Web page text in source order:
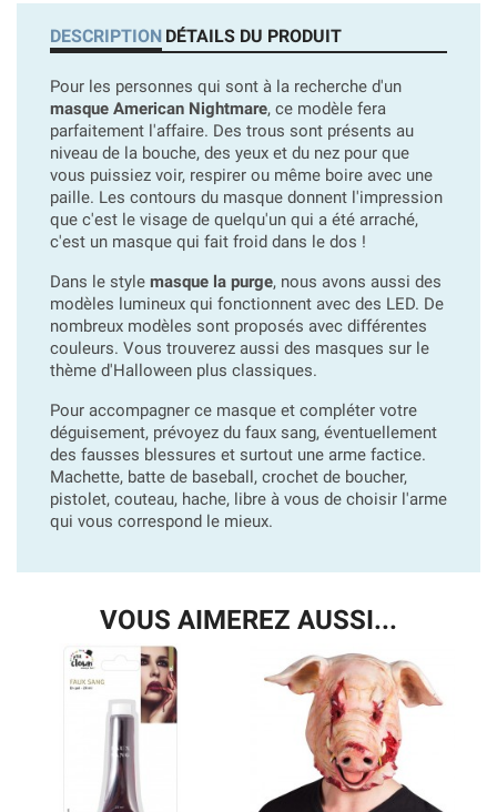
DESCRIPTION DÉTAILS DU PRODUIT
Pour les personnes qui sont à la recherche d'un
masque American Nightmare, ce modèle fera
parfaitement l'affaire. Des trous sont présents au
niveau de la bouche, des yeux et du nez pour que
vous puissiez voir, respirer ou même boire avec une
paille. Les contours du masque donnent l'impression
que c'est le visage de quelqu'un qui a été arraché,
c'est un masque qui fait froid dans le dos !
Dans le style masque la purge, nous avons aussi des
modèles lumineux qui fonctionnent avec des LED. De
nombreux modèles sont proposés avec différentes
couleurs. Vous trouverez aussi des masques sur le
thème d'Halloween plus classiques.
Pour accompagner ce masque et compléter votre
déguisement, prévoyez du faux sang, éventuellement
des fausses blessures et surtout une arme factice.
Machette, batte de baseball, crochet de boucher,
pistolet, couteau, hache, libre à vous de choisir l'arme
qui vous correspond le mieux.
VOUS AIMEREZ AUSSI...